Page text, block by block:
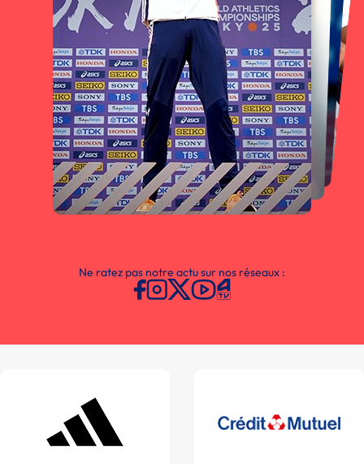
Ne ratez pas notre actu sur nos réseaux :